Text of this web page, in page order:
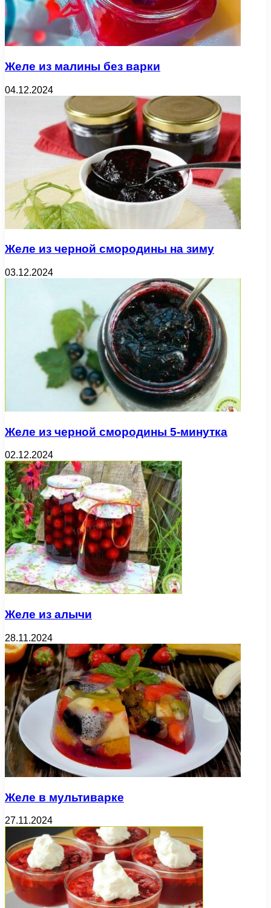
Желе из малины без варки
04.12.2024
Желе из черной смородины на зиму
03.12.2024
Желе из черной смородины 5-минутка
02.12.2024
Желе из алычи
28.11.2024
Желе в мультиварке
27.11.2024